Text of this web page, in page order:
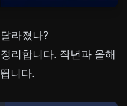
라졌나?
리합니다. 작년과 올해
니다.